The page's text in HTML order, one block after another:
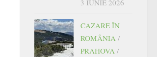
3 IUNIE 2026
CAZARE ÎN
ROMÂNIA /
PRAHOVA /